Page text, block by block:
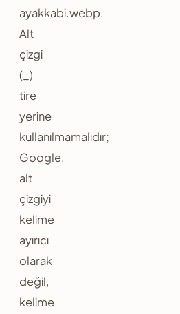
ayakkabi.webp.
Alt
çizgi
(_)
tire
yerine
kullanılmamalıdır;
Google,
alt
çizgiyi
kelime
ayırıcı
olarak
değil,
kelime